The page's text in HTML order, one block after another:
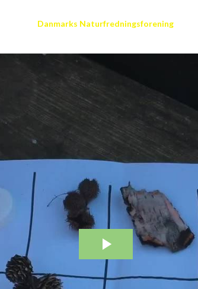
Danmarks Naturfredningsforening